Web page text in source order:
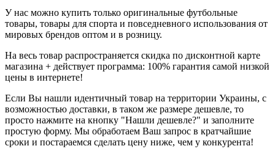
У нас можно купить только оригинальные футбольные
товары, товары для спорта и повседневного использования от
мировых брендов оптом и в розницу.
На весь товар распространяется скидка по дисконтной карте
магазина + действует программа: 100% гарантия самой низкой
цены в интернете!
Если Вы нашли идентичный товар на территории Украины, с
возможностью доставки, в таком же размере дешевле, то
просто нажмите на кнопку "Нашли дешевле?" и заполните
простую форму. Мы обработаем Ваш запрос в кратчайшие
сроки и постараемся сделать цену ниже, чем у конкурента!